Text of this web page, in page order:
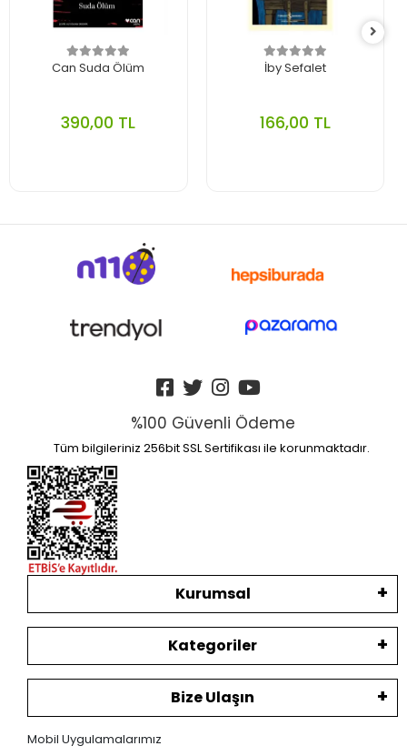
Can Suda Ölüm
390,00 TL
İby Sefalet
166,00 TL
%100 Güvenli Ödeme
Tüm bilgileriniz 256bit SSL Sertifikası ile korunmaktadır.
Kurumsal
Kategoriler
Bize Ulaşın
Mobil Uygulamalarımız